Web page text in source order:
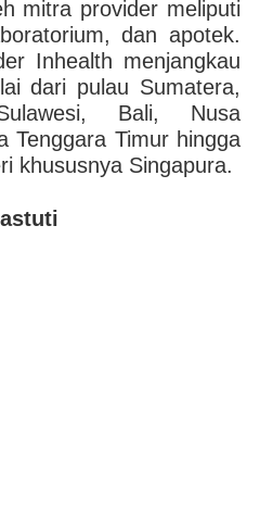
mitra provider meliputi
dan apotek.
Inhealth menjangkau
dari pulau Sumatera,
Bali, Nusa
Tenggara Timur hingga
khususnya Singapura.